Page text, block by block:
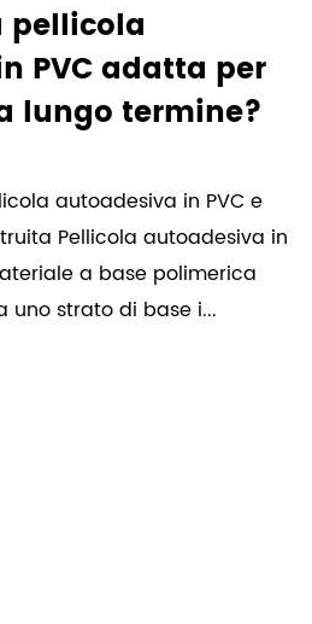
pellicola
PVC adatta per
lungo termine?
autoadesiva in PVC e
Pellicola autoadesiva in
a base polimerica
uno strato di base i...